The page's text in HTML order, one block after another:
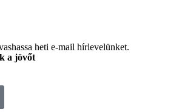
heti e-mail hírlevelünket.
a jövőt